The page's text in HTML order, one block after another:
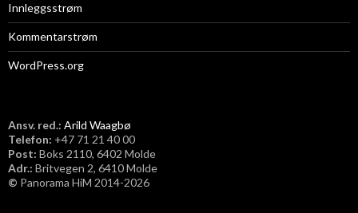
Innleggsstrøm
Kommentarstrøm
WordPress.org
Ansv. red.: Arild Waagbø
Telefon: ​+47 71 21 40 00
Post: Boks 2110, 6402 Molde
Adr.: Britvegen 2, 6410 Molde
© Panorama HiM 2014-2026